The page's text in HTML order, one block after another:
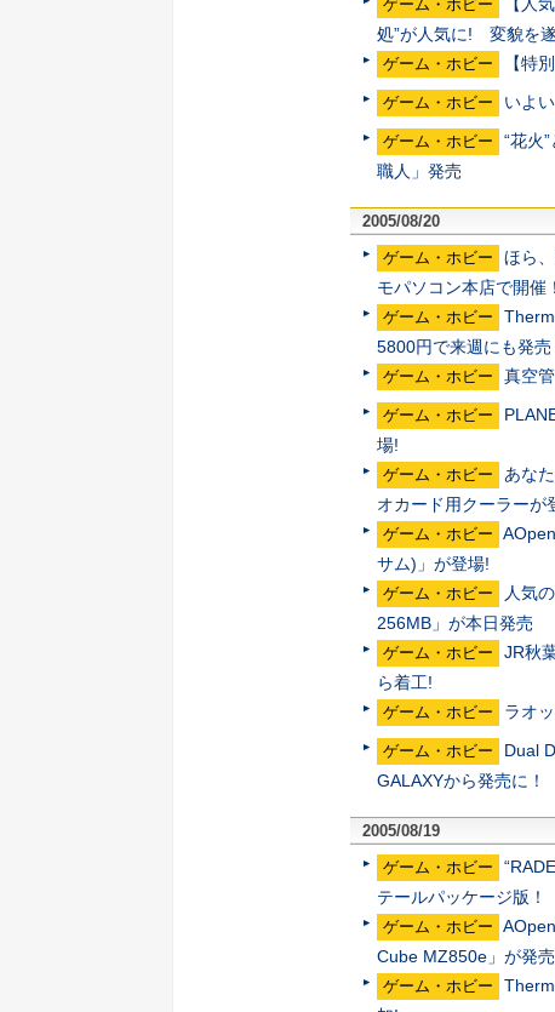
ゲーム・ホビー
処”が人気に! 変貌を
ゲーム・ホビー 【特
ゲーム・ホビー いよ
ゲーム・ホビー
“花火
職人」発売
2005/08/20
ゲーム・ホビー
ほら
モパソコン本店で開催！
ゲーム・ホビー
5800円で来週にも発売
ゲーム・ホビー 真空
ゲーム・ホビー
場!
ゲーム・ホビー
あな
オカード用クーラーが
ゲーム・ホビー
サム)」が登場!
ゲーム・ホビー
人気
256MB」が本日発売
ゲーム・ホビー
JR秋
ら着工!
ゲーム・ホビー ラオ
ゲーム・ホビー
Dual
GALAXYから発売に！
2005/08/19
ゲーム・ホビー
テールパッケージ版！
ゲーム・ホビー
Cube MZ850e」が発売
ゲーム・ホビー